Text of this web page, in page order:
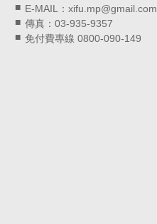
E-MAIL：xifu.mp@gmail.com
傳真：03-935-9357
免付費專線 0800-090-149